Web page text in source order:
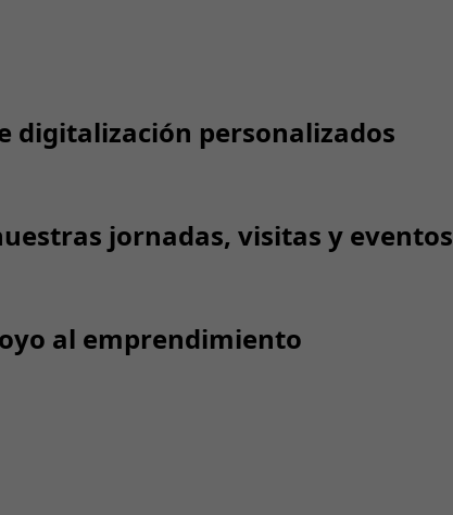
digitalización personalizados
jornadas, visitas y eventos
al emprendimiento